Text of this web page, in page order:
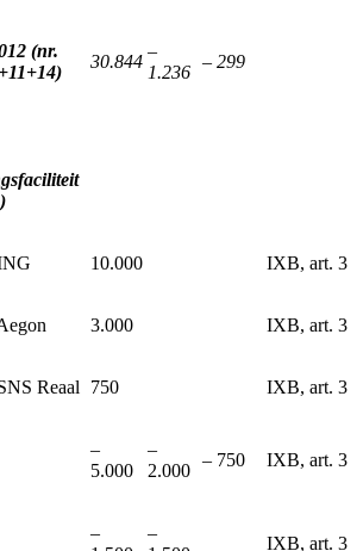
(nr.
30.844
–
1.236
– 299
10.000 IXB, art. 3
3.000 IXB, art. 3
Reaal 750 IXB, art. 3
–
5.000
–
2.000
– 750 IXB, art. 3
–
–
IXB, art. 3